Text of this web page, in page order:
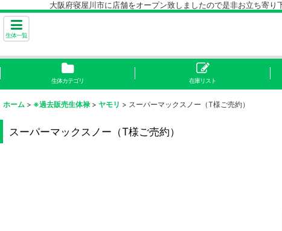
大阪府寝屋川市に店舗をオープン致しましたので是非お立ち寄り
生体一覧
生体カテゴリ 在庫リスト
ホーム > ※過去販売生体禄 > ヤモリ > スーパーマックスノー（T様ご売約）
スーパーマックスノー（T様ご売約）